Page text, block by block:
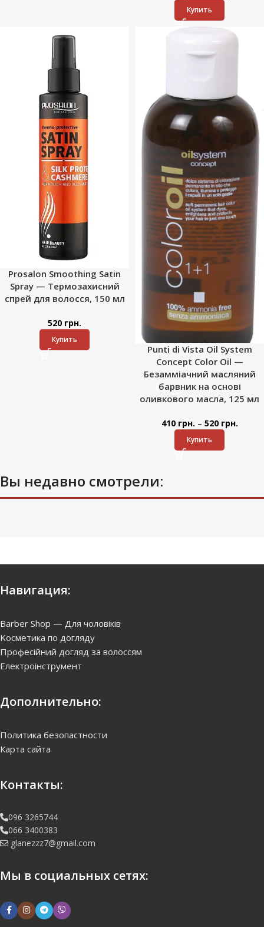
Купить
Prosalon Smoothing Satin
Spray — Термозахисний
спрей для волосся, 150 мл
520 грн.
Купить
Punti di Vista Oil System
Concept Color Oil —
Безамміачний масляний
барвник на основі
оливкового масла, 125 мл
410 грн. – 520 грн.
Купить
Вы недавно смотрели:
Навигация:
Barber Shop — Для чоловіків
Kосметика по догляду
Професійний догляд за волоссям
Електроінструмент
Дополнительно:
Политика безопастности
Карта сайта
Контакты:
096 3265744
066 3400383
glanezzz7@gmail.com
Мы в социальных сетях: